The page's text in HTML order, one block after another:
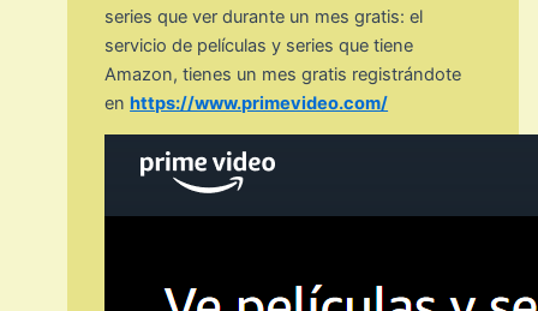
series que ver durante un mes gratis: el
servicio de películas y series que tiene
Amazon, tienes un mes gratis registrándote
enhttps://www.primevideo.com/